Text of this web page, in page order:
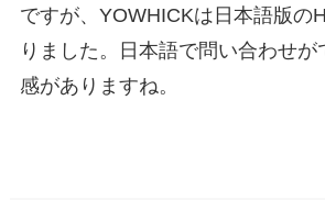
ですが、YOWHICKは日本語版の
りました。日本語で問い合わせ
感がありますね。